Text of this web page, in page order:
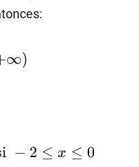
∞)
− 2 ≤ x ≤ 0